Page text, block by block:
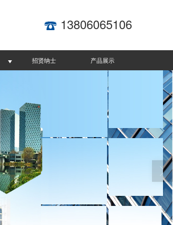
13806065106
招贤纳士 产品展示